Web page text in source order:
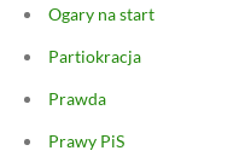
Ogary na start
Partiokracja
Prawda
Prawy PiS